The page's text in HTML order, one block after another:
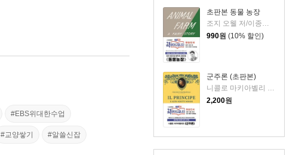
초판본 동물 농장
990원 (10% 할인)
군주론 (초판본)
니콜로 마키아벨리 저/이시연 역
2,200원
#EBS위대한수업
#교양쌓기 #알쓸신잡